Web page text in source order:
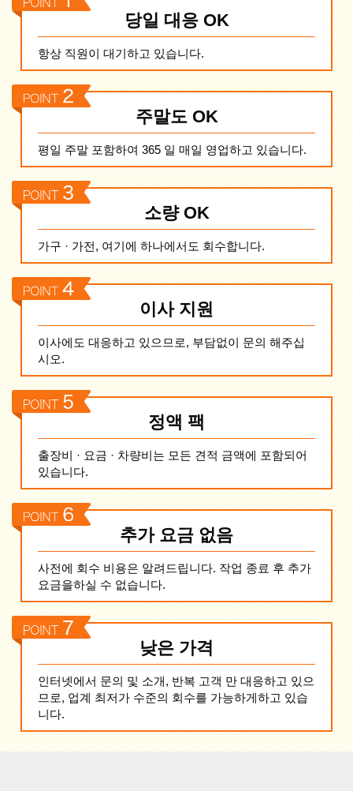
당일 대응 OK
항상 직원이 대기하고 있습니다.
주말도 OK
평일 주말 포함하여 365 일 매일 영업하고 있습니다.
소량 OK
가구 · 가전, 여기에 하나에서도 회수합니다.
이사 지원
이사에도 대응하고 있으므로, 부담없이 문의 해주십
시오.
정액 팩
출장비 · 요금 · 차량비는 모든 견적 금액에 포함되어
있습니다.
추가 요금 없음
사전에 회수 비용은 알려드립니다. 작업 종료 후 추가
요금을하실 수 없습니다.
낮은 가격
인터넷에서 문의 및 소개, 반복 고객 만 대응하고 있으
므로, 업계 최저가 수준의 회수를 가능하게하고 있습
니다.